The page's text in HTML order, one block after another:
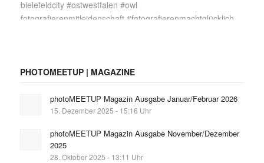
PHOTOMEETUP | MAGAZINE
photoMEETUP Magazin Ausgabe Januar/Februar 2026
15. Dezember 2025 - 15:16 Uhr
photoMEETUP Magazin Ausgabe November/Dezember
2025
28. Oktober 2025 - 13:11 Uhr